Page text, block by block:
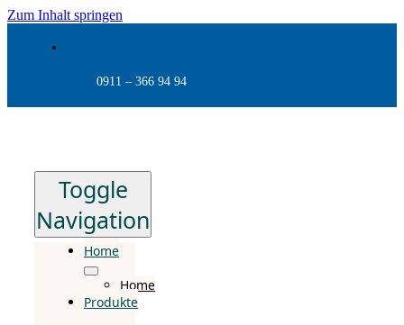
Zum Inhalt springen
0911 – 366 94 94
Toggle
Navigation
Home
Home
Produkte